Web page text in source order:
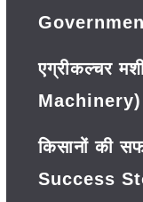
एग्रीकल्चर
Machinery)
किसानों की
Success